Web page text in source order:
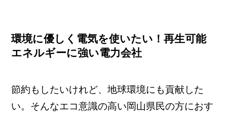
環境に優しく電気を使いたい！再生可能
エネルギーに強い電力会社
節約もしたいけれど、地球環境にも貢献した
い。そんなエコ意識の高い岡山県民の方におす